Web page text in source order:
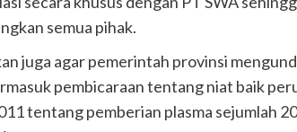
semua pihak.
juga agar pemerintah provinsi
pembicaraan tentang niat baik
tentang pemberian plasma sejumlah